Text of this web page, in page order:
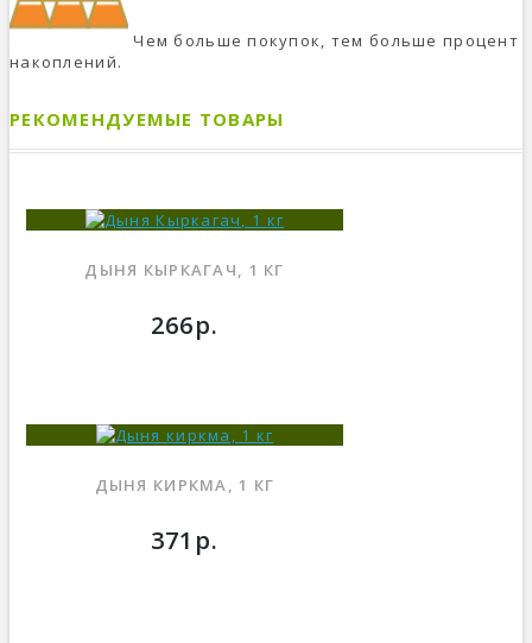
Чем больше покупок, тем больше процент
накоплений.
РЕКОМЕНДУЕМЫЕ ТОВАРЫ
ДЫНЯ КЫРКАГАЧ, 1 КГ
266р.
ДЫНЯ КИРКМА, 1 КГ
371р.